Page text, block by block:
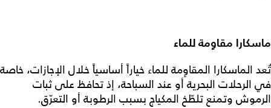
ماسكارا مقاوِمة للماء
تُعد الماسكارا المقاوِمة للماء خياراً أساسياً خلال الإجازات، خاصة
في الرحلات البحرية أو عند السباحة، إذ تحافظ على ثبات
الرموش وتمنع تلطّخ المكياج بسبب الرطوبة أو التعرّق.